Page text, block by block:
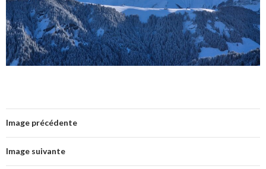
Image précédente
Image suivante